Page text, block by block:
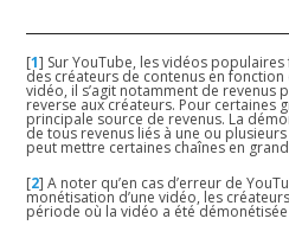
[1] Sur YouTube, les vidéos
des créateurs de contenus en
vidéo, il s’agit notamment de revenus
reverse aux créateurs. Pour certaines
principale source de revenus. La
de tous revenus liés à une ou
peut mettre certaines chaînes en
[2]A noter qu’en cas d’erreur de
monétisation d’une vidéo, les
période où la vidéo a été